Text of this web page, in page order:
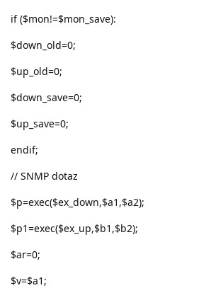
if ($mon!=$mon_save):
$down_old=0;
$up_old=0;
$down_save=0;
$up_save=0;
endif;
// SNMP dotaz
$p=exec($ex_down,$a1,$a2);
$p1=exec($ex_up,$b1,$b2);
$ar=0;
$v=$a1;